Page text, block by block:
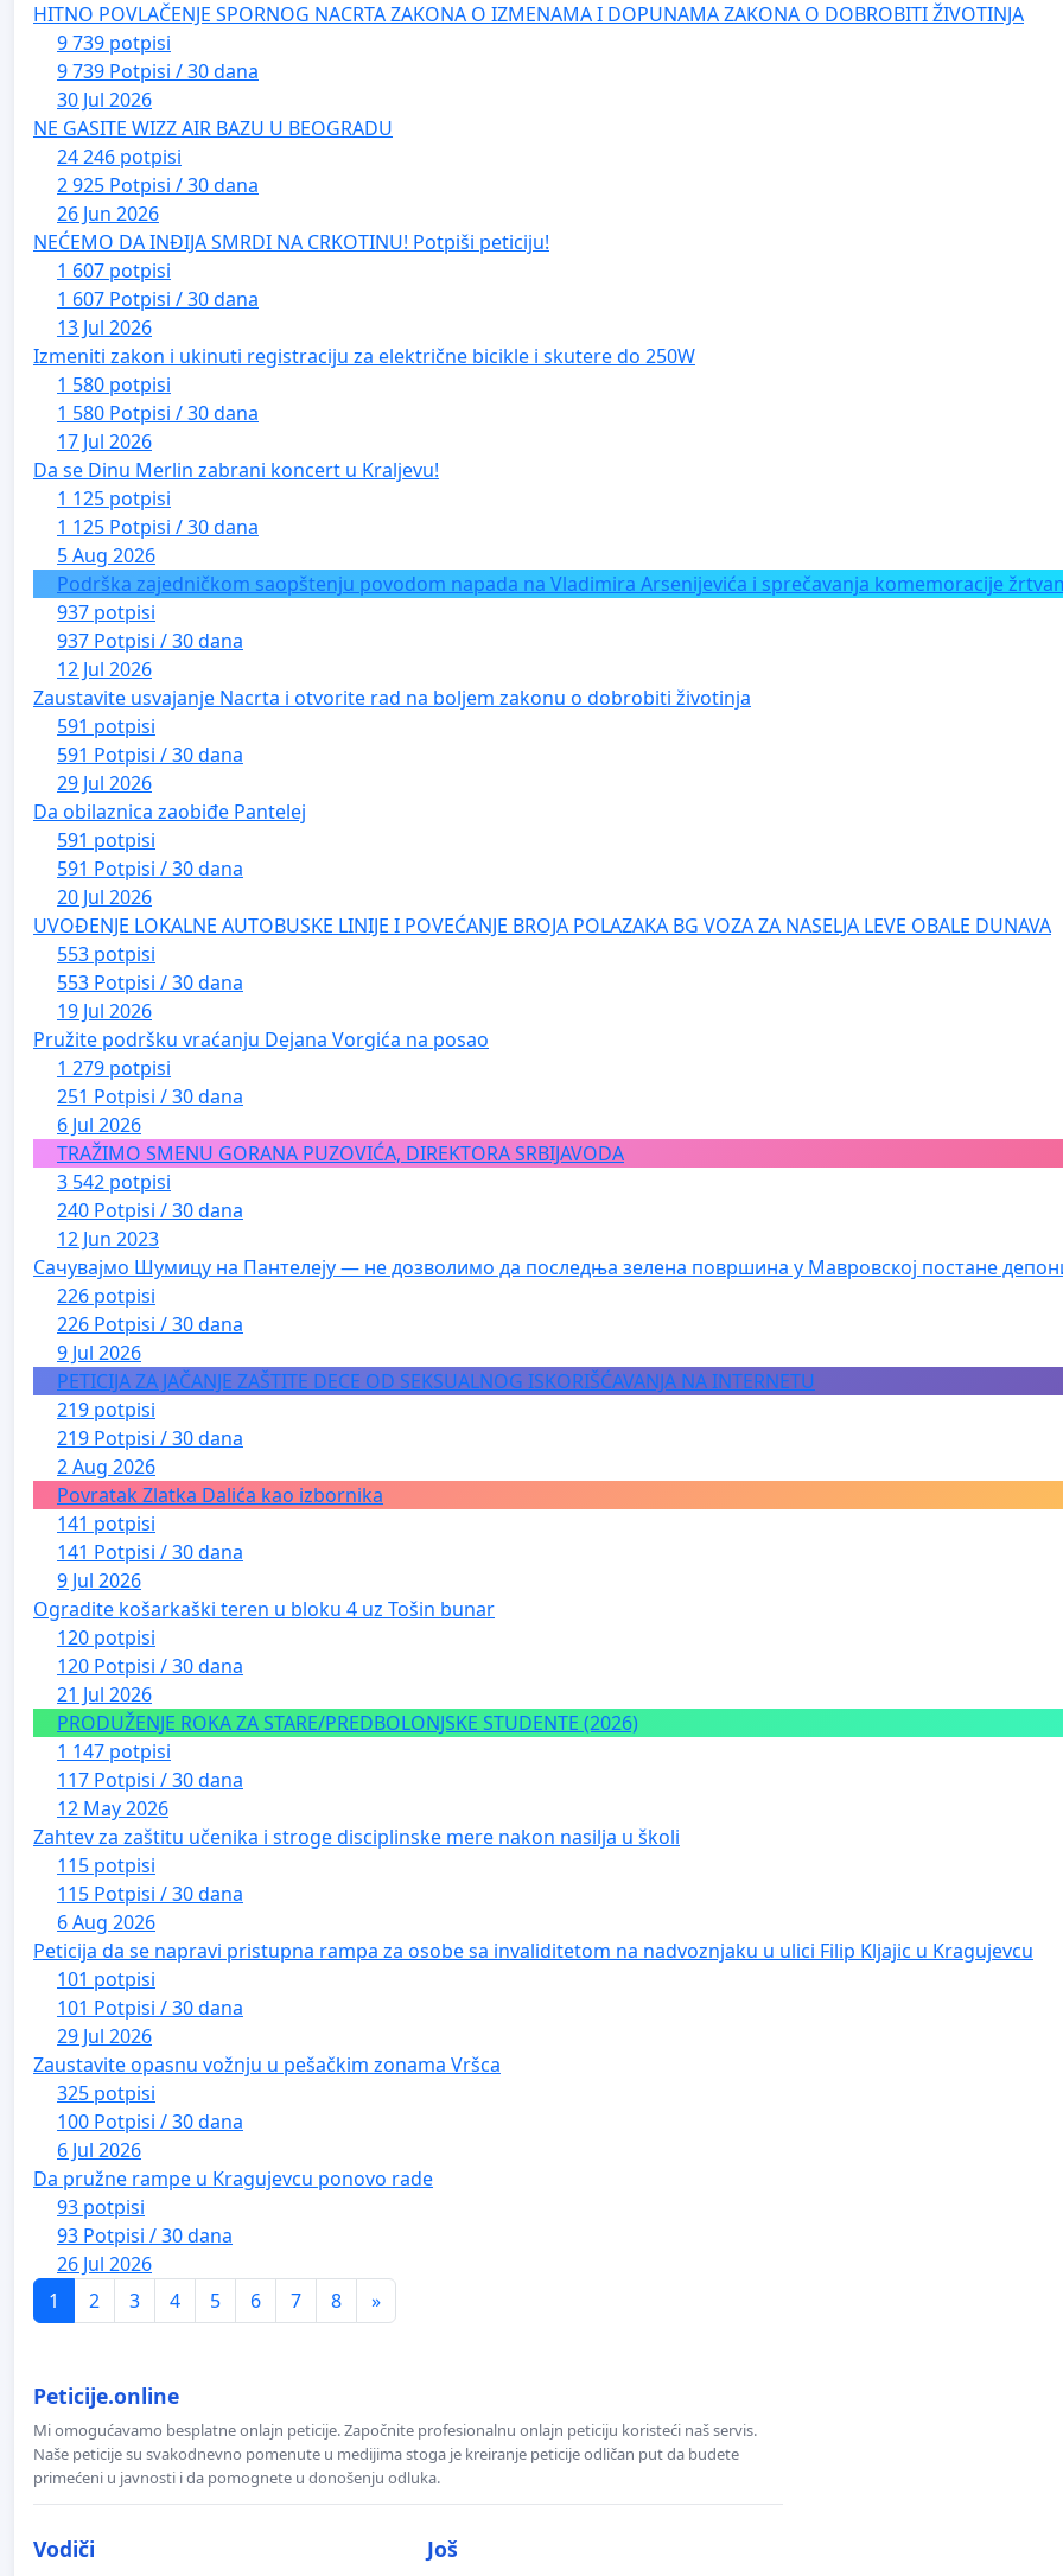
HITNO POVLAČENJE SPORNOG NACRTA ZAKONA O IZMENAMA I DOPUNAMA ZAKONA O DOBROBITI ŽIVOTINJA
9 739 potpisi
9 739 Potpisi / 30 dana
30 Jul 2026
NE GASITE WIZZ AIR BAZU U BEOGRADU
24 246 potpisi
2 925 Potpisi / 30 dana
26 Jun 2026
NEĆEMO DA INĐIJA SMRDI NA CRKOTINU! Potpiši peticiju!
1 607 potpisi
1 607 Potpisi / 30 dana
13 Jul 2026
Izmeniti zakon i ukinuti registraciju za električne bicikle i skutere do 250W
1 580 potpisi
1 580 Potpisi / 30 dana
17 Jul 2026
Da se Dinu Merlin zabrani koncert u Kraljevu!
1 125 potpisi
1 125 Potpisi / 30 dana
5 Aug 2026
Podrška zajedničkom saopštenju povodom napada na Vladimira Arsenijevića i sprečavanja komemoracije
937 potpisi
937 Potpisi / 30 dana
12 Jul 2026
Zaustavite usvajanje Nacrta i otvorite rad na boljem zakonu o dobrobiti životinja
591 potpisi
591 Potpisi / 30 dana
29 Jul 2026
Da obilaznica zaobiđe Pantelej
591 potpisi
591 Potpisi / 30 dana
20 Jul 2026
UVOĐENJE LOKALNE AUTOBUSKE LINIJE I POVEĆANJE BROJA POLAZAKA BG VOZA ZA NASELJA LEVE OBALE DUNAVA
553 potpisi
553 Potpisi / 30 dana
19 Jul 2026
Pružite podršku vraćanju Dejana Vorgića na posao
1 279 potpisi
251 Potpisi / 30 dana
6 Jul 2026
TRAŽIMO SMENU GORANA PUZOVIĆA, DIREKTORA SRBIJAVODA
3 542 potpisi
240 Potpisi / 30 dana
12 Jun 2023
Сачувајмо Шумицу на Пантелеју — не дозволимо да последња зелена површина у Мавровској постане
226 potpisi
226 Potpisi / 30 dana
9 Jul 2026
PETICIJA ZA JAČANJE ZAŠTITE DECE OD SEKSUALNOG ISKORIŠĆAVANJA NA INTERNETU
219 potpisi
219 Potpisi / 30 dana
2 Aug 2026
Povratak Zlatka Dalića kao izbornika
141 potpisi
141 Potpisi / 30 dana
9 Jul 2026
Ogradite košarkaški teren u bloku 4 uz Tošin bunar
120 potpisi
120 Potpisi / 30 dana
21 Jul 2026
PRODUŽENJE ROKA ZA STARE/PREDBOLONJSKE STUDENTE (2026)
1 147 potpisi
117 Potpisi / 30 dana
12 May 2026
Zahtev za zaštitu učenika i stroge disciplinske mere nakon nasilja u školi
115 potpisi
115 Potpisi / 30 dana
6 Aug 2026
Peticija da se napravi pristupna rampa za osobe sa invaliditetom na nadvoznjaku u ulici Filip Kljajic u Kragujevcu
101 potpisi
101 Potpisi / 30 dana
29 Jul 2026
Zaustavite opasnu vožnju u pešačkim zonama Vršca
325 potpisi
100 Potpisi / 30 dana
6 Jul 2026
Da pružne rampe u Kragujevcu ponovo rade
93 potpisi
93 Potpisi / 30 dana
26 Jul 2026
1
2 3 4 5 6 7 8 »
Peticije.online
Mi omogućavamo besplatne onlajn peticije. Započnite profesionalnu onlajn peticiju koristeći naš servis.
Naše peticije su svakodnevno pomenute u medijima stoga je kreiranje peticije odličan put da budete
primećeni u javnosti i da pomognete u donošenju odluka.
Vodiči Još